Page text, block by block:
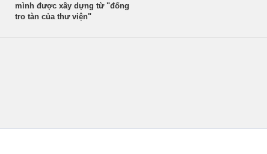
mình được xây dựng từ "đống
tro tàn của thư viện"